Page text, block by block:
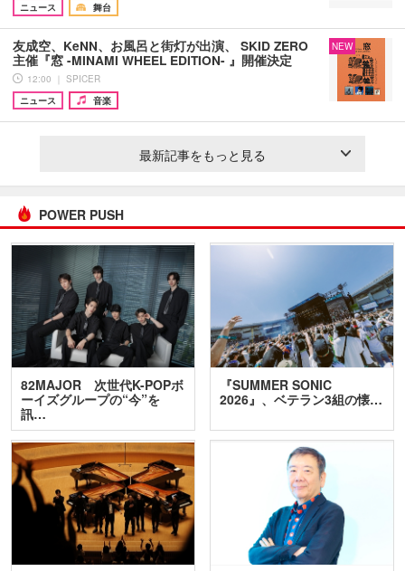
ニュース
舞台
友成空、KeNN、お風呂と街灯が出演、 SKID ZERO
主催『窓 -MINAMI WHEEL EDITION- 』開催決定
12:00 ｜ SPICER
ニュース
音楽
NEW
最新記事をもっと見る
POWER PUSH
82MAJOR 次世代K-POPボ
ーイズグループの“今”を
訊…
『SUMMER SONIC
2026』、ベテラン3組の懐…